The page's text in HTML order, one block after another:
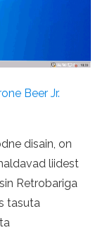
Beer Jr.
disain, on
liidest
Retrobariga
tasuta